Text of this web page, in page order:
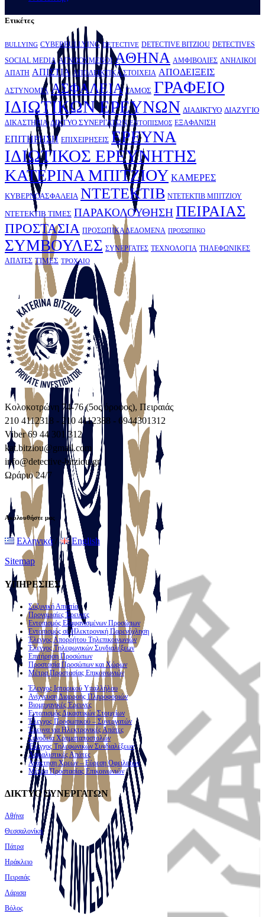
Ετικέτες
BULLYING CYBERBULLYING DETECTIVE DETECTIVE BITZIOU DETECTIVES
SOCIAL MEDIA ΑΓΝΟΟΥΜΕΝΟΙ ΑΘΗΝΑ ΑΜΦΙΒΟΛΙΕΣ ΑΝΗΛΙΚΟΙ
ΑΠΑΤΗ ΑΠΙΣΤΙΑ ΑΠΟΔΕΙΚΤΙΚΑ ΣΤΟΙΧΕΙΑ ΑΠΟΔΕΙΞΕΙΣ
ΑΣΤΥΝΟΜΙΑ ΑΣΦΑΛΕΙΑ ΓΑΜΟΣ ΓΡΑΦΕΙΟ
ΙΔΙΩΤΙΚΩΝ ΕΡΕΥΝΩΝ ΔΙΑΔΙΚΤΥΟ ΔΙΑΖΥΓΙΟ
ΔΙΚΑΣΤΗΡΙΑ ΔΙΚΤΥΟ ΣΥΝΕΡΓΑΤΩΝ ΕΝΤΟΠΙΣΜΟΣ ΕΞΑΦΑΝΙΣΗ
ΕΠΙΤΗΡΗΣΗ ΕΠΙΧΕΙΡΗΣΕΙΣ ΕΡΕΥΝΑ
ΙΔΙΩΤΙΚΟΣ ΕΡΕΥΝΗΤΗΣ
ΚATΕΡΙΝΑ ΜΠΙΤΖΙΟΥ ΚΑΜΕΡΕΣ
ΚΥΒΕΡΝΟΑΣΦΑΛΕΙΑ ΝΤΕΤΕΚΤΙΒ ΝΤΕΤΕΚΤΙΒ ΜΠΙΤΖΙΟΥ
ΝΤΕΤΕΚΤΙΒ ΤΙΜΕΣ ΠΑΡΑΚΟΛΟΥΘΗΣΗ ΠΕΙΡΑΙΑΣ
ΠΡΟΣΤΑΣΙΑ ΠΡΟΣΩΠΙΚΑ ΔΕΔΟΜΕΝΑ ΠΡΟΣΩΠΙΚΟ
ΣΥΜΒΟΥΛΕΣ ΣΥΝΕΡΓΑΤΕΣ ΤΕΧΝΟΛΟΓΙΑ ΤΗΛΕΦΩΝΙΚΕΣ
ΑΠΑΤΕΣ ΤΙΜΕΣ ΤΡΟΧΑΙΟ
Κολοκοτρώνη 74-76 (5ος όροφος), Πειραιάς
210 4112318 - 210 4112388 - 6944301312
Viber 69 44 301 312
kat.bitziou@gmail.com
info@detective-bitziou.gr
Ωράριο 24/7
Ακολουθήστε μας
Ελληνικά /
English
Sitemap
ΥΠΗΡΕΣΙΕΣ
Συζυγική Απιστία
Προγαμιαίες Έρευνες
Εντοπισμός Εξαφανισμένων Προσώπων
Εντοπισμός σε Ηλεκτρονική Παρενόχληση
Έλεγχος Απορρήτου Τηλεπικοινωνιών
Έλεγχος Τηλεφωνικών Συνδιαλέξεων
Επιτήρηση Προσώπων
Προστασία Προσώπων και Χώρων
Μέτρα Προστασίας Επικοινωνιών
Έλεγχος Ιστορικού Υπαλλήλου
Ανίχνευση Διαρροής Πληροφοριών
Βιομηχανικές Έρευνες
Εντοπισμός Δικαστικών Στοιχείων
Έλεγχος Προσωπικού – Συνεργατών
Έρευνα για Ηλεκτρονικές Απάτες
Συνοδεία Χρηματαποστολών
Έλεγχος Τηλεφωνικών Συνδιαλέξεων
Ασφαλιστικές Απάτες
Ανάκτηση Χρεών – Εύρεση Οφειλετών
Μέτρα Προστασίας Επικοινωνιών
ΔΙΚΤΥΟ ΣΥΝΕΡΓΑΤΩΝ
Αθήνα
Θεσσαλονίκη
Πάτρα
Ηράκλειο
Πειραιάς
Λάρισα
Βόλος